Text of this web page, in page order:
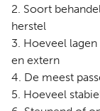
2. Soort
herstel
3. Hoeveel
en extern
4. De meest
5. Hoeveel